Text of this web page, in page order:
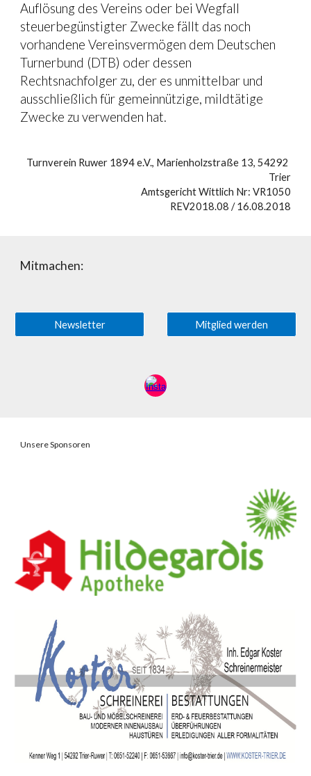
Auflösung des Vereins oder bei Wegfall
steuerbegünstigter Zwecke fällt das noch
vorhandene Vereinsvermögen dem Deutschen
Turnerbund (DTB) oder dessen
Rechtsnachfolger zu, der es unmittelbar und
ausschließlich für gemeinnützige, mildtätige
Zwecke zu verwenden hat.
Turnverein Ruwer 1894 e.V., Marienholzstraße 13, 54292
Trier
Amtsgericht Wittlich Nr: VR1050
REV2018.08 / 16.08.2018
Mitmachen:
Newsletter Mitglied werden
Unsere Sponsoren